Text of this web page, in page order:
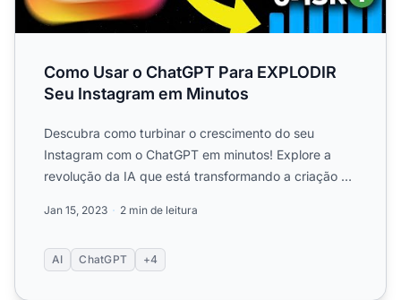
Como Usar o ChatGPT Para EXPLODIR
Seu Instagram em Minutos
Descubra como turbinar o crescimento do seu
Instagram com o ChatGPT em minutos! Explore a
revolução da IA que está transformando a criação de
Jan 15, 2023 2 min de leitura
AI ChatGPT +4